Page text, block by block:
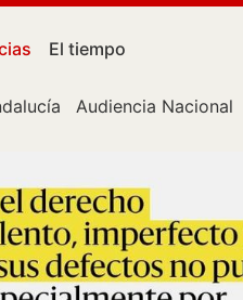
El tiempo
Audiencia Nacional